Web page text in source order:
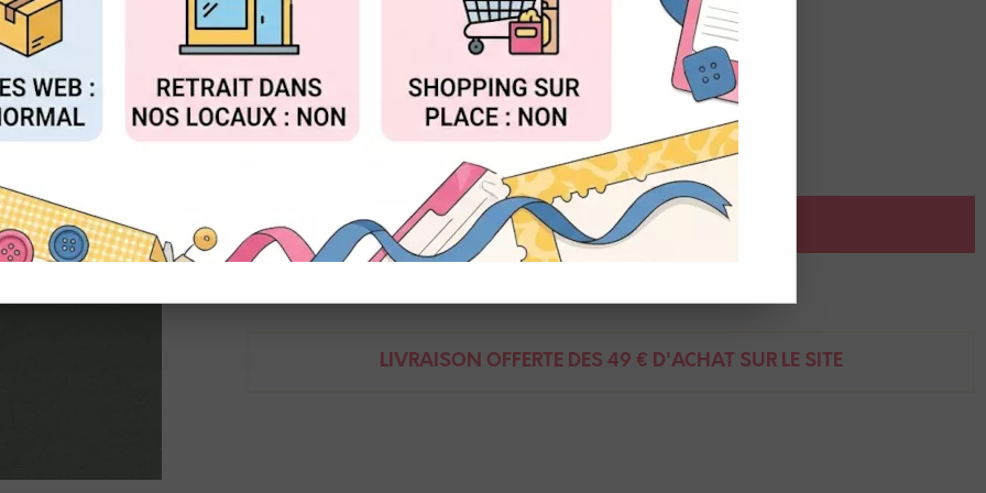
Réf. :KG-SC41
Papier cardstock 30 x 30 cm
240g
Un côté lisse et un côté texturé
AJOUTER AU PANIER
LIVRAISON OFFERTE DÈS 49 € D'ACHAT SUR LE SITE
ACCEPTER TOUT